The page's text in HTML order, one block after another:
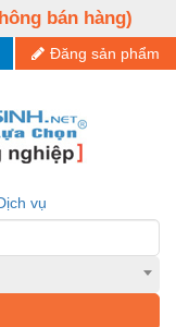
bán hàng)
Đăng sản phẩm
vụ